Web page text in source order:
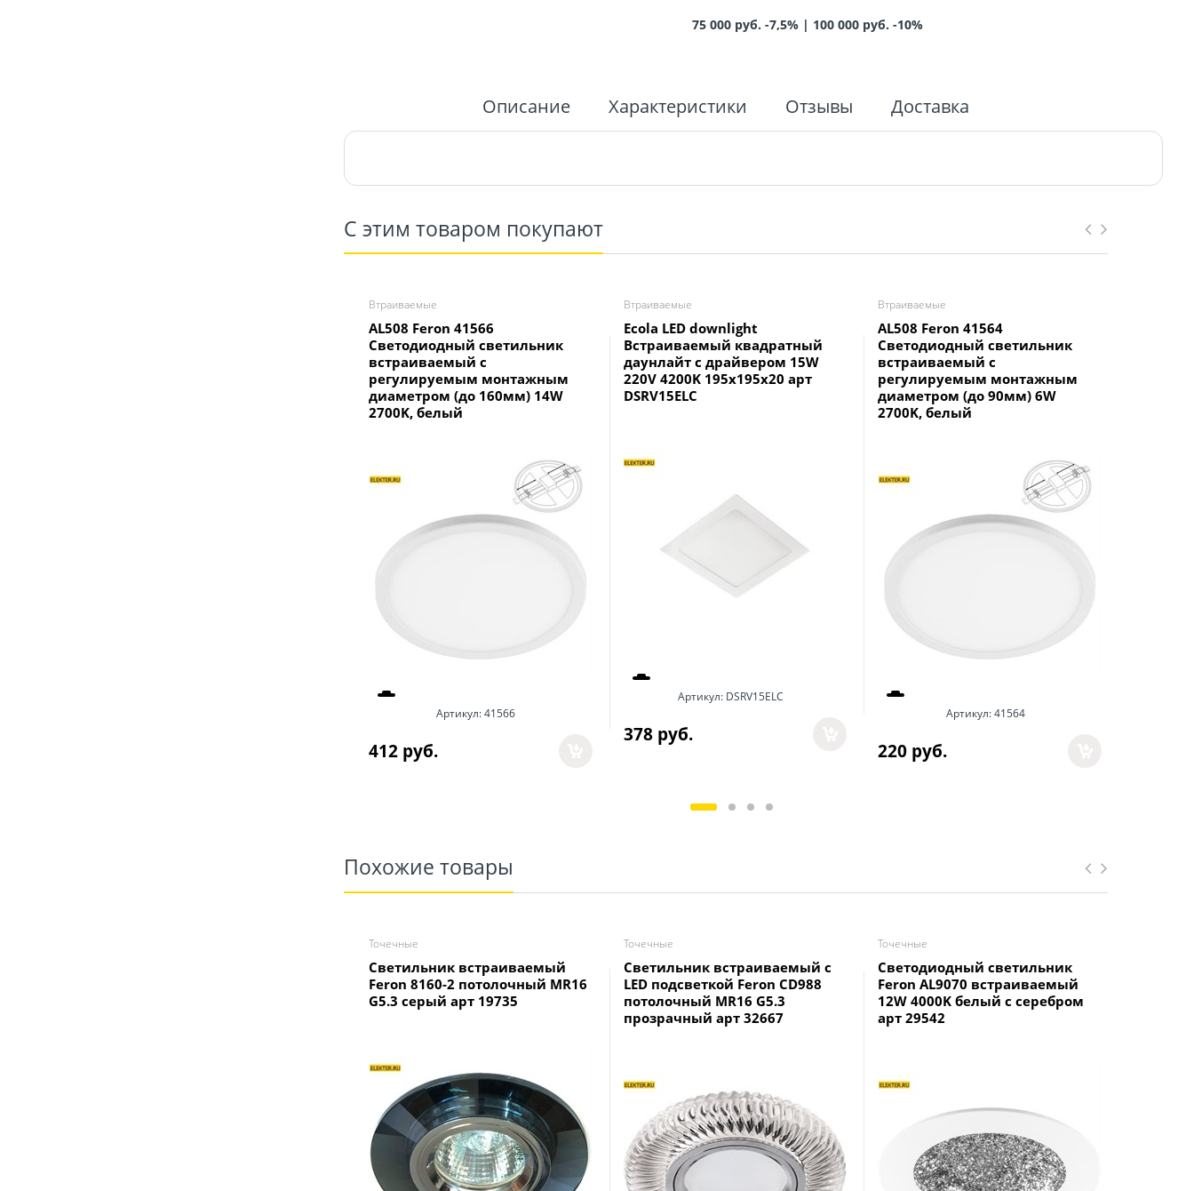
75 000 руб. -7,5%| 100 000 руб. -10%
Описание Характеристики Отзывы Доставка
С этим товаром покупают
Втраиваемые
AL508 Feron 41566
Светодиодный светильник
встраиваемый с
регулируемым монтажным
диаметром (до 160мм) 14W
2700K, белый
Артикул:41566
412 руб.
Втраиваемые
Ecola LED downlight
Встраиваемый квадратный
даунлайт с драйвером 15W
220V 4200K 195x195x20 арт
DSRV15ELC
Артикул: DSRV15ELC
378 руб.
Втраиваемые
AL508 Feron 41564
Светодиодный светильник
встраиваемый с
регулируемым монтажным
диаметром (до 90мм) 6W
2700K, белый
Артикул:41564
220 руб.
Похожие товары
Точечные
Светильник встраиваемый
Feron 8160-2 потолочный MR16
G5.3 серый арт 19735
Точечные
Светильник встраиваемый с
LED подсветкой Feron CD988
потолочный MR16 G5.3
прозрачный арт 32667
Точечные
Светодиодный светильник
Feron AL9070 встраиваемый
12W 4000K белый с серебром
арт 29542